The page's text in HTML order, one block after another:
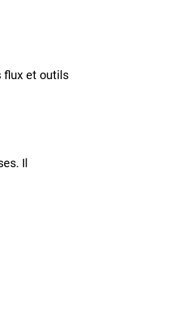
flux et outils
Il